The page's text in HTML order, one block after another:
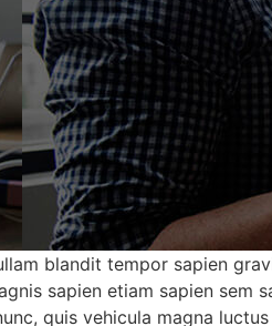
blandit tempor sapien
sapien etiam sapien sem
quis vehicula magna